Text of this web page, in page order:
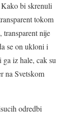
bi skrenuli
tokom
transparent nije
se on ukloni i
iz hale, cak su
na Svetskom
odredbi